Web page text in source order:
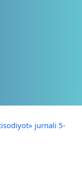
jurnali 5-